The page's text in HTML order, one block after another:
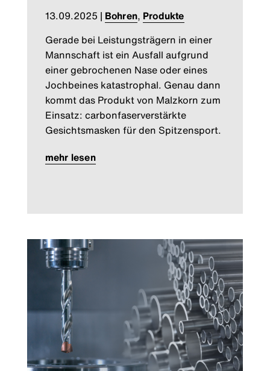
13.09.2025 | Bohren, Produkte
Gerade bei Leistungsträgern in einer
Mannschaft ist ein Ausfall aufgrund
einer gebrochenen Nase oder eines
Jochbeines katastrophal. Genau dann
kommt das Produkt von Malzkorn zum
Einsatz: carbonfaserverstärkte
Gesichtsmasken für den Spitzensport.
mehr lesen